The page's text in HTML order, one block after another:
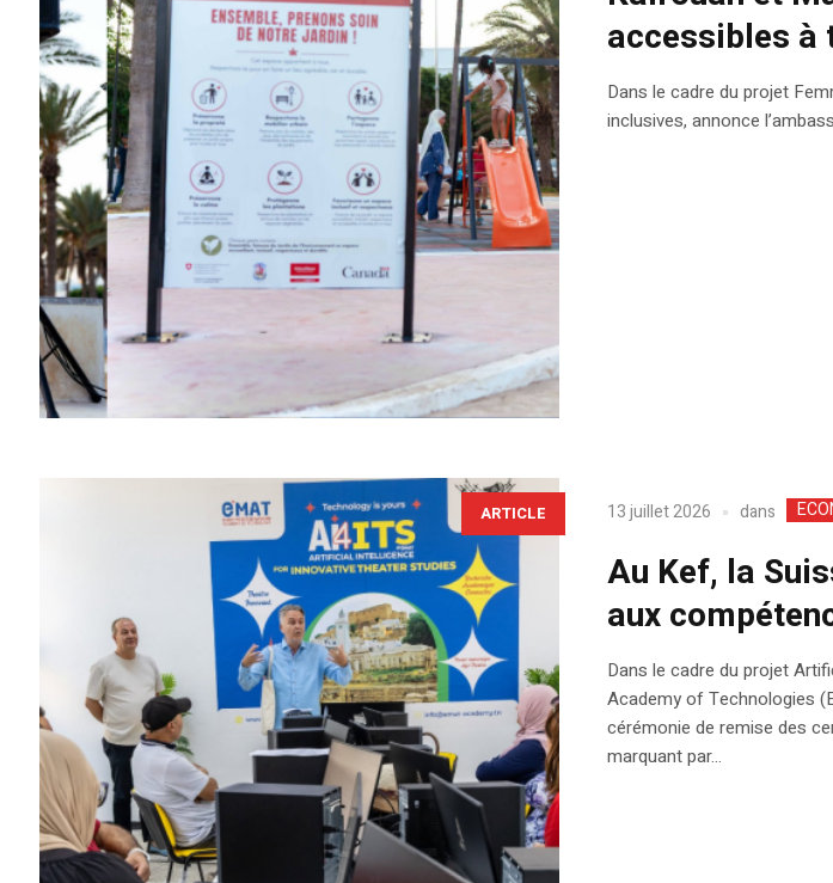
accessibles à
Dans le cadre du projet
inclusives, annonce
ARTICLE 13 juillet 2026 dans
Au Kef, la
aux
Dans le cadre du projet
Academy of Technologies
cérémonie de remise des
marquant par...